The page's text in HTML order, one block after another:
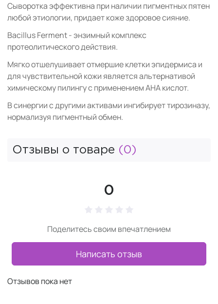
Сыворотка эффективна при наличии пигментных пятен
любой этиологии, придает коже здоровое сияние.
Bacillus Ferment - энзимный комплекс
протеолитического действия.
Мягко отшелушивает отмершие клетки эпидермиса и
для чувствительной кожи является альтернативой
химическому пилингу с применением АНА кислот.
В синергии с другими активами ингибирует тирозиназу,
нормализуя пигментный обмен.
Отзывы о товаре (0)
0
Поделитесь своим впечатлением
Написать отзыв
Отзывов пока нет